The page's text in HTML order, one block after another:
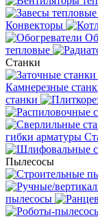
Конвекторы
тепловые
Станки
Камнерезные
станки
гибки арматуры
Пылесосы
пылесосы